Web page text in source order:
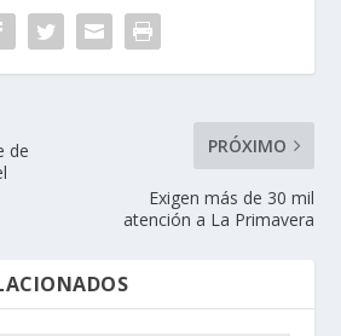
de
PRÓXIMO
Exigen más de 30 mil
atención a La Primavera